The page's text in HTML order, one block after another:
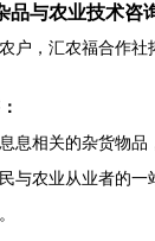
品与农业技术咨
户，汇农福合作社
息相关的杂货物品
与农业从业者的